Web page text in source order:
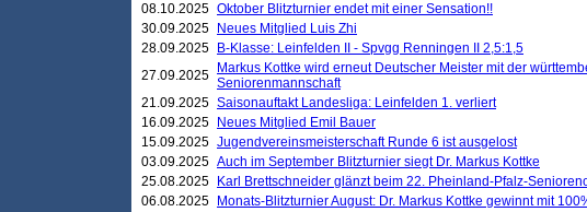
08.10.2025 Oktober Blitzturnier endet mit einer Sensation!!
30.09.2025
Neues Mitglied Luis Zhi
28.09.2025
B-Klasse: Leinfelden II - Spvgg Renningen II 2,5:1,5
27.09.2025
Markus Kottke wird erneut Deutscher Meister mit der
Seniorenmannschaft
21.09.2025 Saisonauftakt Landesliga: Leinfelden 1. verliert
16.09.2025
Neues Mitglied Emil Bauer
15.09.2025 Jugendvereinsmeisterschaft Runde 6 ist ausgelost
03.09.2025 Auch im September Blitzturnier siegt Dr. Markus Kottke
25.08.2025
Karl Brettschneider glänzt beim 22. Pheinland-Pfalz-
06.08.2025
Monats-Blitzturnier August: Dr. Markus Kottke gewinnt mit